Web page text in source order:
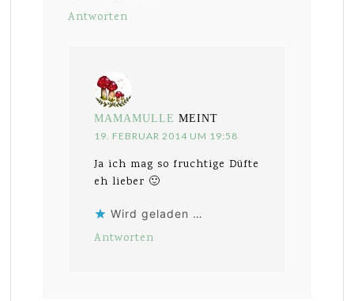
Antworten
MAMAMULLE MEINT
19. FEBRUAR 2014 UM 19:58
Ja ich mag so fruchtige Düfte
eh lieber 🙂
Wird geladen …
Antworten